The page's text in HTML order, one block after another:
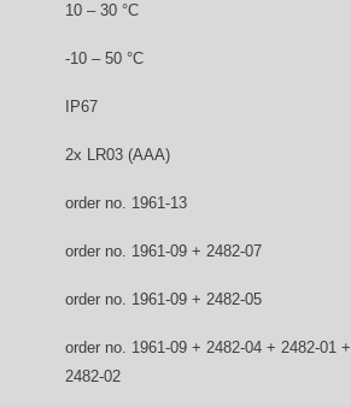
10 – 30 °C
-10 – 50 °C
IP67
2x LR03 (AAA)
order no. 1961-13
order no. 1961-09 + 2482-07
order no. 1961-09 + 2482-05
order no. 1961-09 + 2482-04 + 2482-01 +
2482-02